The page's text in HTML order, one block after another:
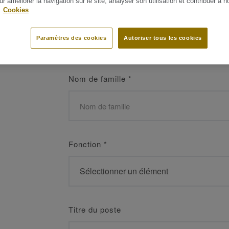
Nom de famille *
Fonction *
Titre du poste
Cookies
Autoriser tous les cookies
Paramètres des cookies